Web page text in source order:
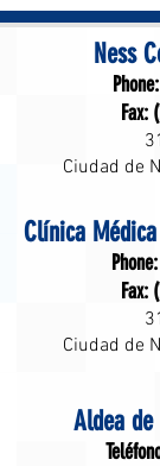
Ness
Phone:
Fax:
Ciudad de
Clínica
Phone:
Fax:
Ciudad de
Aldea de